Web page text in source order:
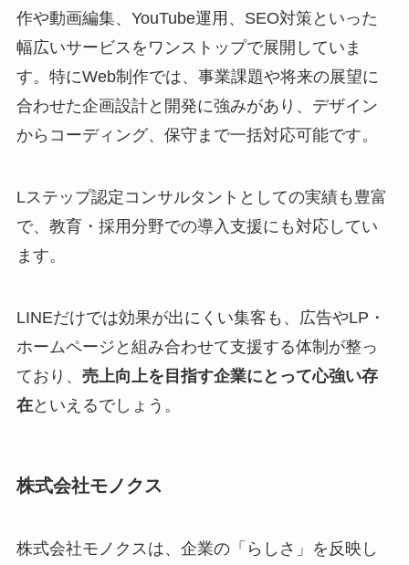
作や動画編集、YouTube運用、SEO対策といった
幅広いサービスをワンストップで展開していま
す。特にWeb制作では、事業課題や将来の展望に
合わせた企画設計と開発に強みがあり、デザイン
からコーディング、保守まで一括対応可能です。
Lステップ認定コンサルタントとしての実績も豊富
で、教育・採用分野での導入支援にも対応してい
ます。
LINEだけでは効果が出にくい集客も、広告やLP・
ホームページと組み合わせて支援する体制が整っ
ており、 売上向上を目指す企業にとって心強い存
在といえるでしょう。
株式会社モノクス
株式会社モノクスは、企業の「らしさ」を反映し